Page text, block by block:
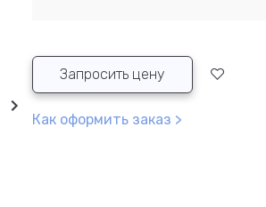
Запросить цену
Как оформить заказ >